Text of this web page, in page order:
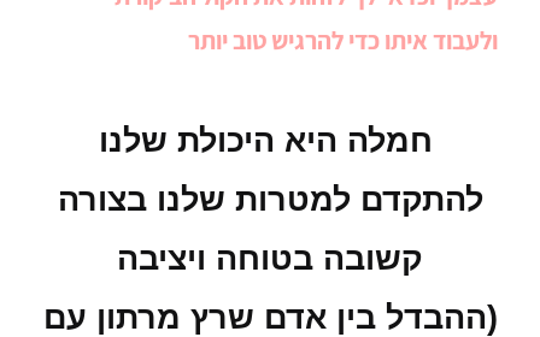
ולעבוד איתו כדי להרגיש טוב יותר
חמלה היא היכולת שלנו
להתקדם למטרות שלנו בצורה
קשובה בטוחה ויציבה
(ההבדל בין אדם שרץ מרתון עם